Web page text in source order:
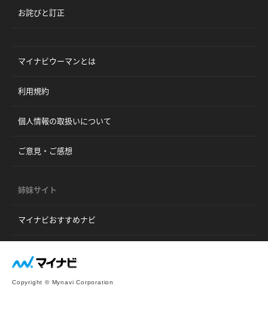
お詫びと訂正
マイナビウーマンとは
利用規約
個人情報の取扱いについて
ご意見・ご感想
姉妹サイト
マイナビおすすめナビ
Copyright © Mynavi Corporation